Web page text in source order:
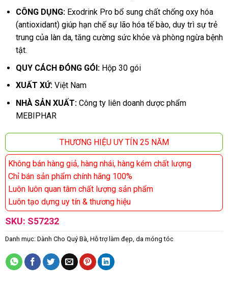
CÔNG DỤNG: Exodrink Pro bổ sung chất chống oxy hóa
(antioxidant) giúp hạn chế sự lão hóa tế bào, duy trì sự trẻ
trung của làn da, tăng cường sức khỏe và phòng ngừa bệnh
tật.
QUY CÁCH ĐÓNG GÓI: Hộp 30 gói
XUẤT XỨ: Việt Nam
NHÀ SẢN XUẤT: Công ty liên doanh dược phẩm
MEBIPHAR
THƯƠNG HIỆU UY TÍN 25 NĂM
Không bán hàng giả, hàng nhái, hàng kém chất lượng
Chỉ bán sản phẩm chính hãng 100%
Luôn luôn quan tâm chất lượng sản phẩm
Luôn tạo dựng uy tín & thương hiệu
SKU: S57232
Danh mục: Dành Cho Quý Bà Hỗ trợ làm đẹp, da móng tóc